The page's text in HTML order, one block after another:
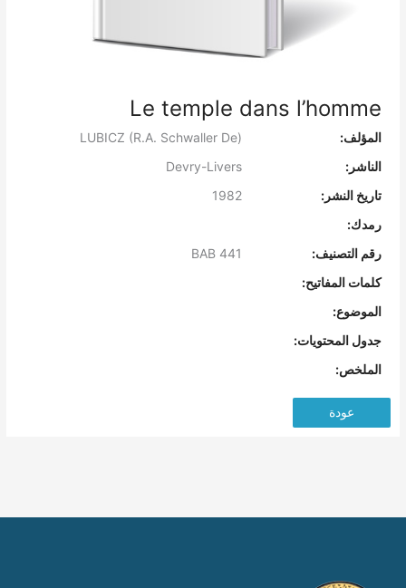
Le temple dans l’homme
المؤلف:
الناشر:
Devry-Livers
تاريخ النشر:
1982
رمدك:
رقم التصنيف:
كلمات المفاتيح:
الموضوع:
جدول المحتويات:
الملخص:
عودة